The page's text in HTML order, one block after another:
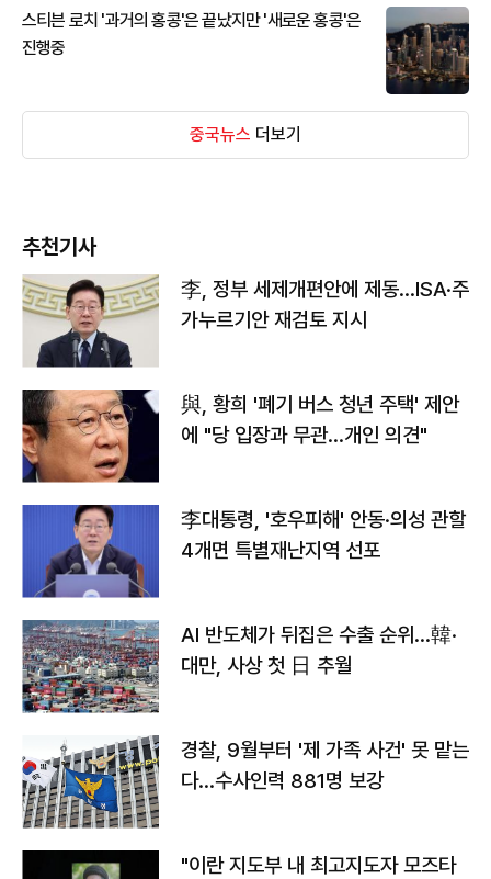
스티븐 로치 '과거의 홍콩'은 끝났지만 '새로운 홍콩'은
진행중
중국뉴스 더보기
추천기사
李, 정부 세제개편안에 제동…ISA·주
가누르기안 재검토 지시
與, 황희 '폐기 버스 청년 주택' 제안
에 "당 입장과 무관…개인 의견"
李대통령, '호우피해' 안동·의성 관할
4개면 특별재난지역 선포
AI 반도체가 뒤집은 수출 순위…韓·
대만, 사상 첫 日 추월
경찰, 9월부터 '제 가족 사건' 못 맡는
다…수사인력 881명 보강
"이란 지도부 내 최고지도자 모즈타